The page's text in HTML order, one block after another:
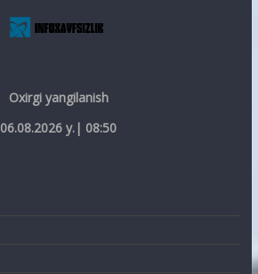
Oxirgi yangilanish
06.08.2026 y.| 08:50